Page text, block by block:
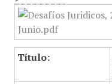
Título: